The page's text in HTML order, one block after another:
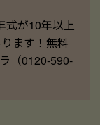
式が10年以上
ます！無料
（0120-590-